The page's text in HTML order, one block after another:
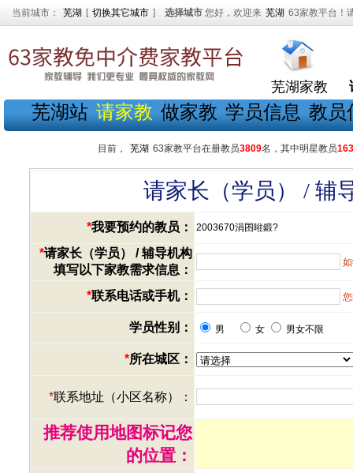
当前城市： 芜湖 [ 切换其它城市 ] 选择城市 您好，欢迎来 芜湖 63家教平台！
芜湖家教
芜湖站 请家教 做家教 学员信息 教员
目前， 芜湖 63家教平台在册教员3809名，其中明星教员163
请家长（学员） / 辅
*我要预约的教员： 2003670涓囨暀鍛?
*请家长（学员） / 辅导机构
填写以下家教需求信息：
*联系电话或手机：
学员性别： 男 女 男女不限
*所在城区：
*联系地址（小区名称）：
推荐使用地图标记您
的位置：